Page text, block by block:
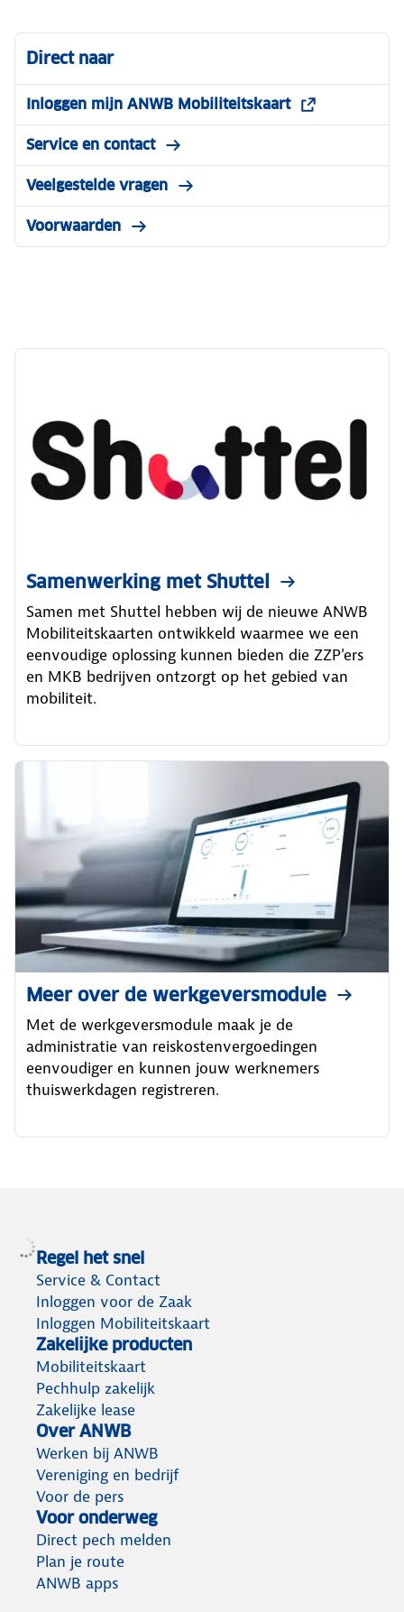
Direct naar
Inloggen mijn ANWB Mobiliteitskaart
Service en contact
Veelgestelde vragen
Voorwaarden
Samenwerking met Shuttel
Samen met Shuttel hebben wij de nieuwe ANWB
Mobiliteitskaarten ontwikkeld waarmee we een
eenvoudige oplossing kunnen bieden die ZZP'ers
en MKB bedrijven ontzorgt op het gebied van
mobiliteit.
Meer over de werkgeversmodule
Met de werkgeversmodule maak je de
administratie van reiskostenvergoedingen
eenvoudiger en kunnen jouw werknemers
thuiswerkdagen registreren.
Regel het snel
Service & Contact
Inloggen voor de Zaak
Inloggen Mobiliteitskaart
Zakelijke producten
Mobiliteitskaart
Pechhulp zakelijk
Zakelijke lease
Over ANWB
Werken bij ANWB
Vereniging en bedrijf
Voor de pers
Voor onderweg
Direct pech melden
Plan je route
ANWB apps